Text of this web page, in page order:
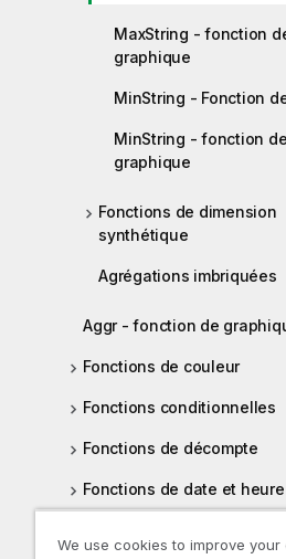
MaxString - fonction
graphique
MinString - Fonction
MinString - fonction de
graphique
Fonctions de dimension
synthétique
Agrégations imbriquées
Aggr - fonction de
Fonctions de couleur
Fonctions conditionnelles
Fonctions de décompte
Fonctions de date et heure
logarithmiques
We use cookies to improve